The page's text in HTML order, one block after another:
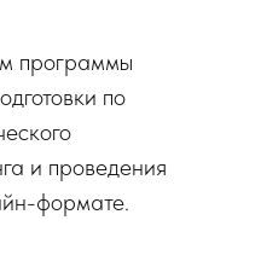
программы
по
и проведения
формате.